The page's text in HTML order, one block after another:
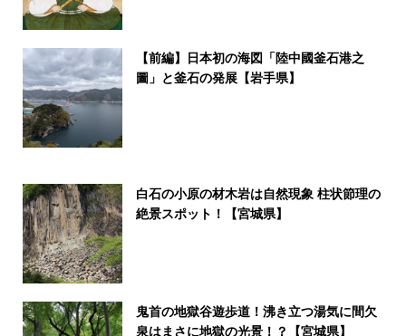
【前編】日本初の海図「陸中國釜石港之
圖」と釜石の発展【岩手県】
白石の小原の材木岩は自然現象 柱状節理の
絶景スポット！【宮城県】
鬼首の地獄谷遊歩道！沸き立つ湯気に間欠
泉はまさに地獄の光景！？【宮城県】